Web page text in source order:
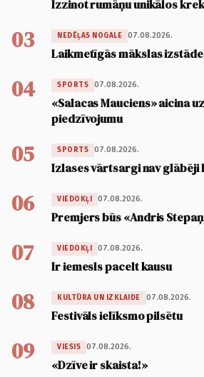
Izzinot rumāņu unikālos
03 NEDĒĻAS NOGALE 07.08.2026.
Laikmetīgās mākslas
04 SPORTS 07.08.2026.
«Salacas Mauciens» aicina
piedzīvojumu
05 SPORTS 07.08.2026.
Izlases vārtsargi nav glābēji
06 VIEDOKĻI 07.08.2026.
Premjers būs «Andris
07 VIEDOKĻI 07.08.2026.
Ir iemesls pacelt kausu
08 KULTŪRA UN IZKLAIDE 07.08.2026.
Festivāls ielīksmo pilsētu
09 VIESIS 07.08.2026.
«Dzīve ir skaista!»